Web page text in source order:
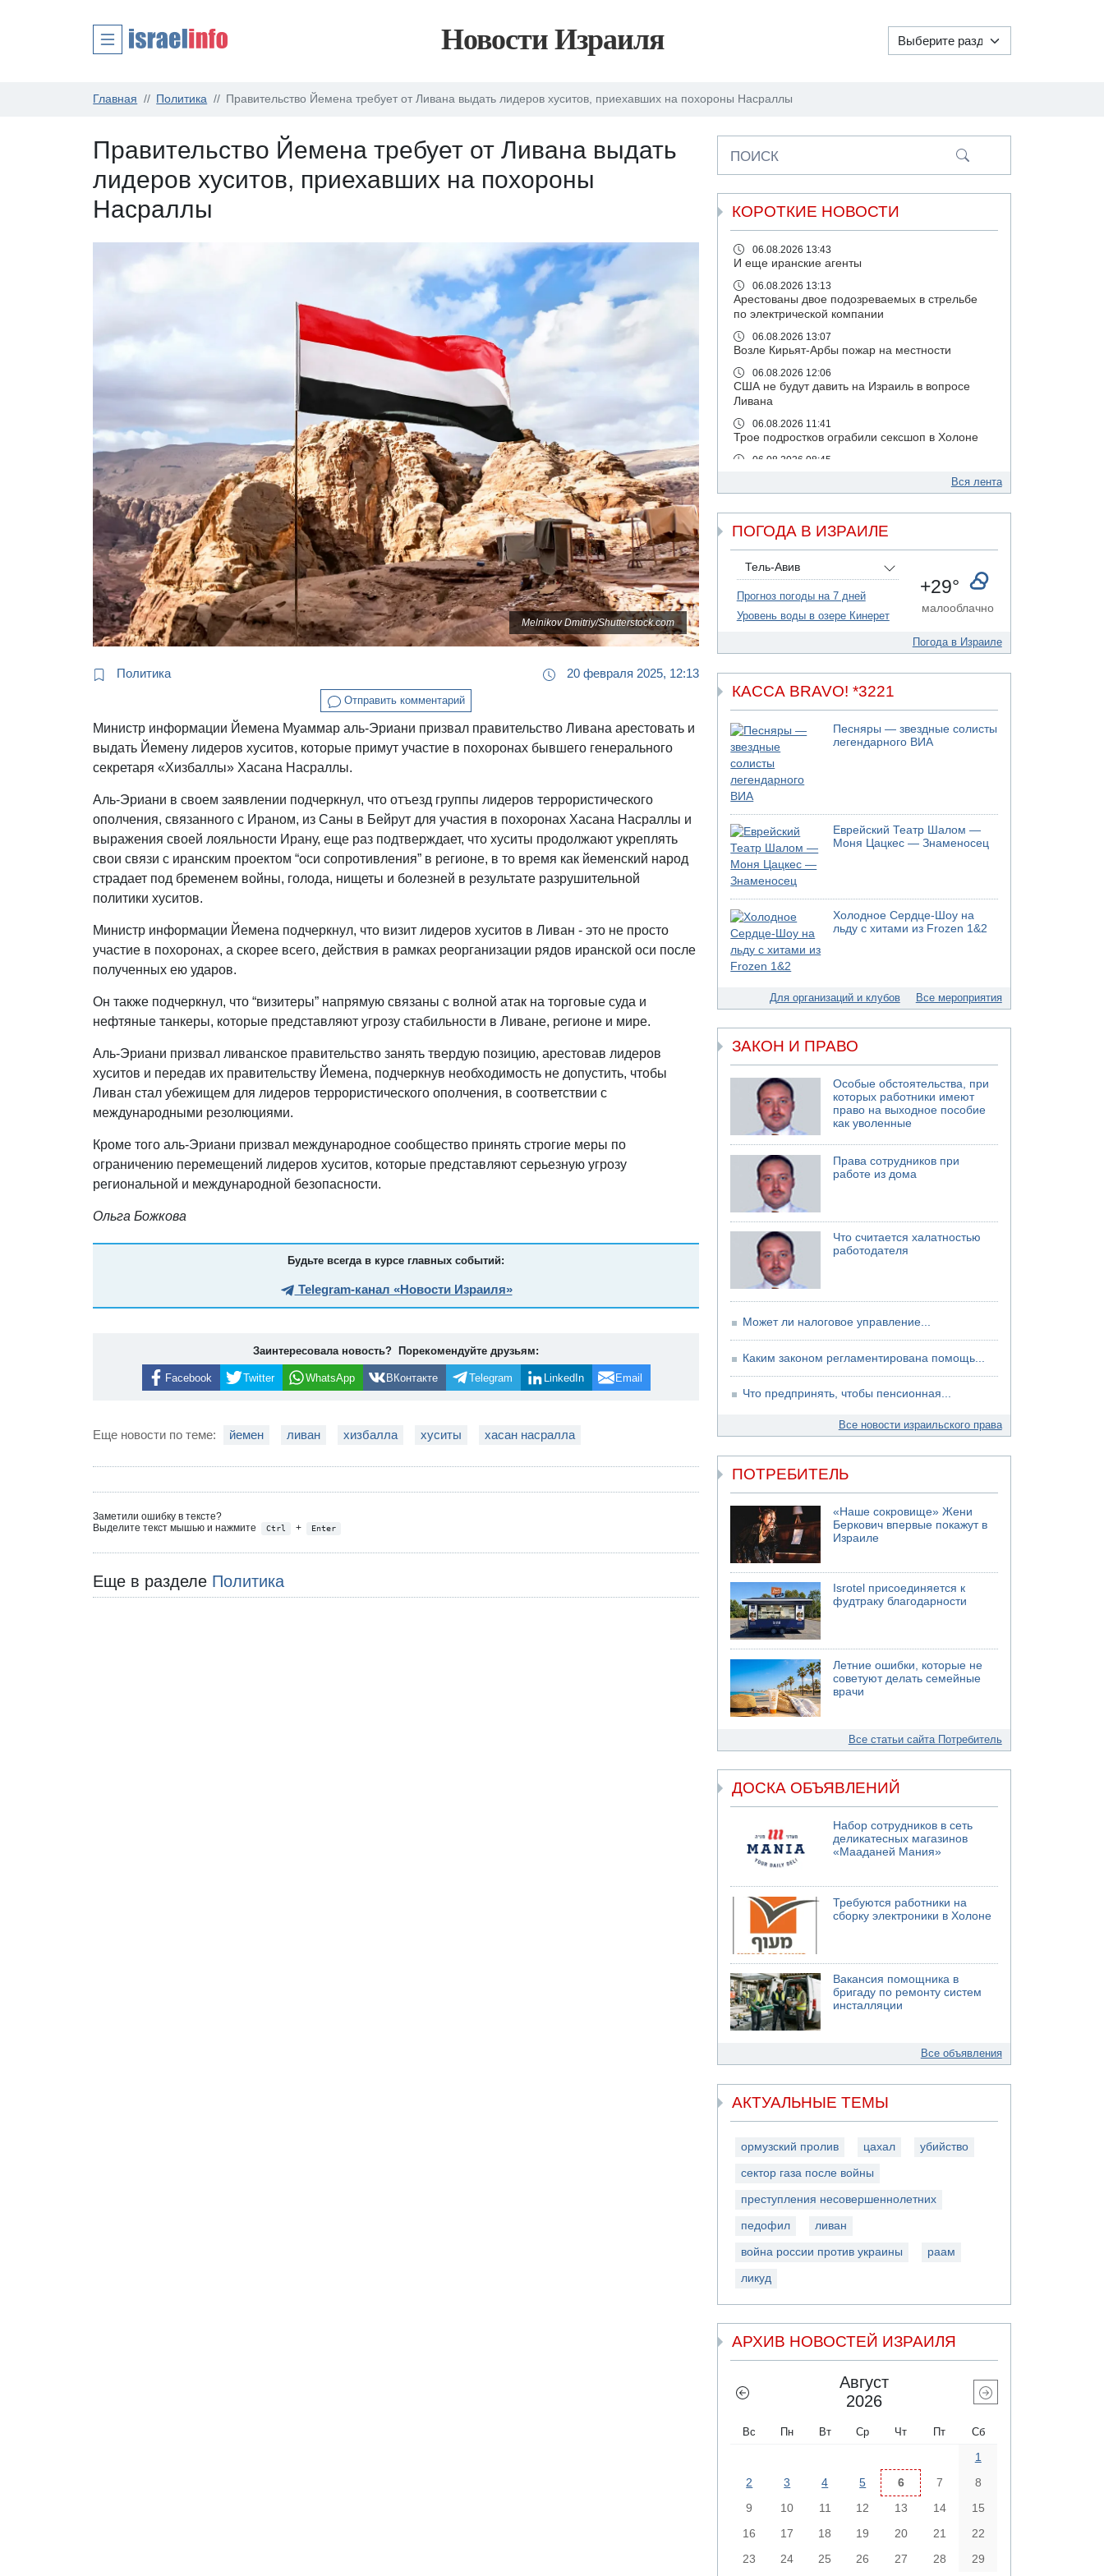
Новости Израиля
Главная Политика Правительство Йемена требует от Ливана выдать лидеров хуситов, приехавших на похороны Насраллы
Правительство Йемена требует от Ливана выдать
лидеров хуситов, приехавших на похороны
Насраллы
Melnikov Dmitriy/Shutterstock.com
Политика 20 февраля 2025, 12:13
Отправить комментарий
Министр информации Йемена Муаммар аль-Эриани призвал правительство Ливана арестовать и
выдать Йемену лидеров хуситов, которые примут участие в похоронах бывшего генерального
секретаря «Хизбаллы» Хасана Насраллы.
Аль-Эриани в своем заявлении подчеркнул, что отъезд группы лидеров террористического
ополчения, связанного с Ираном, из Саны в Бейрут для участия в похоронах Хасана Насраллы и
выражения своей лояльности Ирану, еще раз подтверждает, что хуситы продолжают укреплять
свои связи с иранским проектом “оси сопротивления” в регионе, в то время как йеменский народ
страдает под бременем войны, голода, нищеты и болезней в результате разрушительной
политики хуситов.
Министр информации Йемена подчеркнул, что визит лидеров хуситов в Ливан - это не просто
участие в похоронах, а скорее всего, действия в рамках реорганизации рядов иранской оси после
полученных ею ударов.
Он также подчеркнул, что “визитеры” напрямую связаны с волной атак на торговые суда и
нефтяные танкеры, которые представляют угрозу стабильности в Ливане, регионе и мире.
Аль-Эриани призвал ливанское правительство занять твердую позицию, арестовав лидеров
хуситов и передав их правительству Йемена, подчеркнув необходимость не допустить, чтобы
Ливан стал убежищем для лидеров террористического ополчения, в соответствии с
международными резолюциями.
Кроме того аль-Эриани призвал международное сообщество принять строгие меры по
ограничению перемещений лидеров хуситов, которые представляют серьезную угрозу
региональной и международной безопасности.
Ольга Божкова
Будьте всегда в курсе главных событий:
Telegram-канал «Новости Израиля»
Заинтересовала новость? Порекомендуйте друзьям:
Facebook Twitter WhatsApp ВКонтакте Telegram LinkedIn Email
Еще новости по теме: йемен ливан хизбалла хуситы хасан насралла
Заметили ошибку в тексте?
Выделите текст мышью и нажмите
Ctrl + Enter
Еще в разделе Политика
ПОИСК
КОРОТКИЕ НОВОСТИ
06.08.2026 13:43
И еще иранские агенты
06.08.2026 13:13
Арестованы двое подозреваемых в стрельбе
по электрической компании
06.08.2026 13:07
Возле Кирьят-Арбы пожар на местности
06.08.2026 12:06
США не будут давить на Израиль в вопросе
Ливана
06.08.2026 11:41
Трое подростков ограбили сексшоп в Холоне
06.08.2026 08:45
06.08.2026 08:11
Украинская атака на российский НПЗ
05.08.2026 18:30
противоракетной обороны "Хец"
05.08.2026 18:28
МАДА призывает израильтян срочно сдавать
кровь
Бывший посол Израиля в ООН Гилад Эрдан
политической партии
05.08.2026 13:49
На севере Израиля на берег выбросило тело
05.08.2026 13:32
В России горят новые склады
05.08.2026 10:19
Хуситы сообщают об атаке по Саудовскому
танкеру
Левые активисты пытались ворваться в офис
"Религиозного сионизма"
05.08.2026 06:42
В Дубае поднимается дым над портом
Еще один меморандум для Ирана
04.08.2026 20:31
Минздрав и Министерство экологии
сообщили о необычно высоком уровне
севере страны
04.08.2026 19:20
Шоссе 6 и участок шоссе 1 в восточном
направлении в районе Бейт-Шемеша вновь
Вся лента
ПОГОДА В ИЗРАИЛЕ
Тель-Авив
Прогноз погоды на 7 дней
Уровень воды в озере Кинерет
+29°
малооблачно
Погода в Израиле
КАССА BRAVO! *3221
Песняры — звездные солисты
легендарного ВИА
Еврейский Театр Шалом —
Моня Цацкес — Знаменосец
Холодное Сердце-Шоу на
льду с хитами из Frozen 1&2
Для организаций и клубов Все мероприятия
ЗАКОН И ПРАВО
Особые обстоятельства, при
которых работники имеют
право на выходное пособие
как уволенные
Права сотрудников при
работе из дома
Что считается халатностью
работодателя
Может ли налоговое управление...
Каким законом регламентирована помощь...
Что предпринять, чтобы пенсионная...
Все новости израильского права
ПОТРЕБИТЕЛЬ
«Наше сокровище» Жени
Беркович впервые покажут в
Израиле
Isrotel присоединяется к
фудтраку благодарности
Летние ошибки, которые не
советуют делать семейные
врачи
Все статьи сайта Потребитель
ДОСКА ОБЪЯВЛЕНИЙ
Набор сотрудников в сеть
деликатесных магазинов
«Мааданей Мания»
Требуются работники на
сборку электроники в Холоне
Вакансия помощника в
бригаду по ремонту систем
инсталляции
Все объявления
АКТУАЛЬНЫЕ ТЕМЫ
ормузский пролив цахал убийство
сектор газа после войны
преступления несовершеннолетних
педофил ливан
война россии против украины раам
ликуд
АРХИВ НОВОСТЕЙ ИЗРАИЛЯ
Август
2026
Вс Пн Вт Ср Чт Пт Сб
1
2
3 4 5 6 7
8
9
10 11 12 13 14
15
16
17 18 19 20 21
22
23
24 25 26 27 28 29